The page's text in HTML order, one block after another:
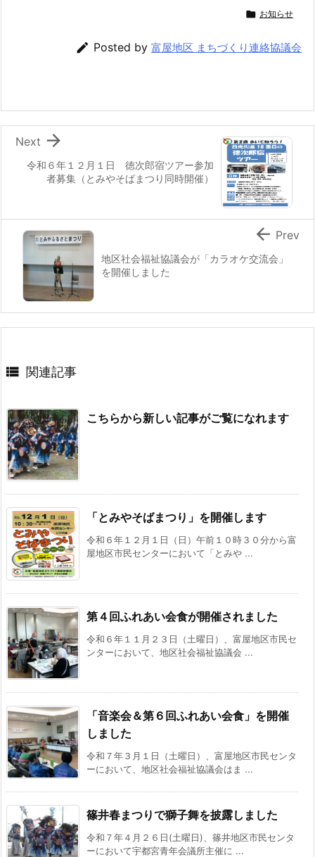
 お知らせ
 Posted by 富屋地区 まちづくり連絡協議会
令和６年１２月１日 徳次郎宿ツアー参加
者募集（とみやそばまつり同時開催）

Next
地区社会福祉協議会が「カラオケ交流会」
を開催しました
 Prev
 関連記事
こちらから新しい記事がご覧になれます
「とみやそばまつり」を開催します
令和６年１２月１日（日）午前１０時３０分から富
屋地区市民センターにおいて「とみや ...
第４回ふれあい会食が開催されました
令和６年１１月２３日（土曜日）、富屋地区市民セ
ンターにおいて、地区社会福祉協議会 ...
「音楽会＆第６回ふれあい会食」を開催
しました
令和７年３月１日（土曜日）、富屋地区市民センタ
ーにおいて、地区社会福祉協議会はま ...
篠井春まつりで獅子舞を披露しました
令和７年４月２６日(土曜日)、篠井地区市民センタ
ーにおいて宇都宮青年会議所主催に ...